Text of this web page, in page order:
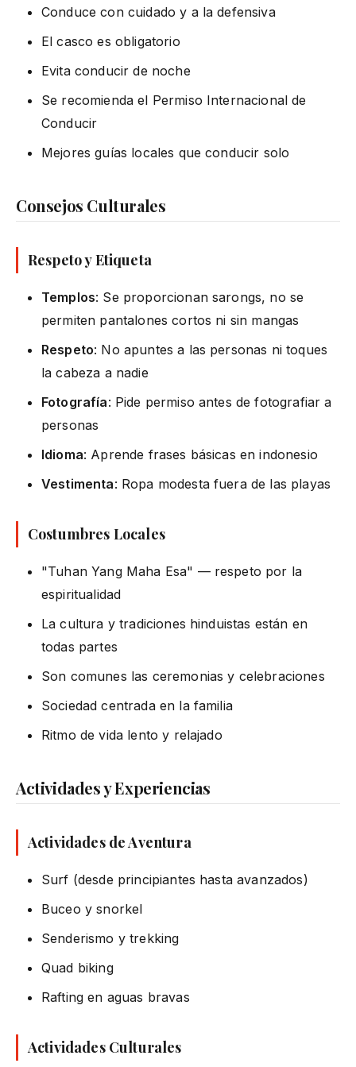
Conduce con cuidado y a la defensiva
El casco es obligatorio
Evita conducir de noche
Se recomienda el Permiso Internacional de
Conducir
Mejores guías locales que conducir solo
Consejos Culturales
Respeto y Etiqueta
Templos: Se proporcionan sarongs, no se
permiten pantalones cortos ni sin mangas
Respeto: No apuntes a las personas ni toques
la cabeza a nadie
Fotografía: Pide permiso antes de fotografiar a
personas
Idioma: Aprende frases básicas en indonesio
Vestimenta: Ropa modesta fuera de las playas
Costumbres Locales
"Tuhan Yang Maha Esa" — respeto por la
espiritualidad
La cultura y tradiciones hinduistas están en
todas partes
Son comunes las ceremonias y celebraciones
Sociedad centrada en la familia
Ritmo de vida lento y relajado
Actividades y Experiencias
Actividades de Aventura
Surf (desde principiantes hasta avanzados)
Buceo y snorkel
Senderismo y trekking
Quad biking
Rafting en aguas bravas
Actividades Culturales